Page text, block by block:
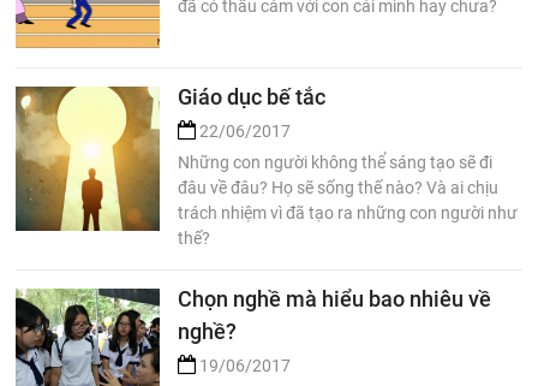
đã có thấu cảm với con cái mình hay chưa?
Giáo dục bế tắc
22/06/2017
Những con người không thể sáng tạo sẽ đi
đâu về đâu? Họ sẽ sống thế nào? Và ai chịu
trách nhiệm vì đã tạo ra những con người như
thế?
Chọn nghề mà hiểu bao nhiêu về
nghề?
19/06/2017